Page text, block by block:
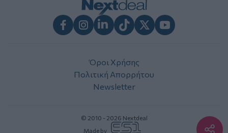
Όροι Χρήσης
Πολιτική Απορρήτου
Newsletter
© 2010 - 2026 Nextdeal
Made by